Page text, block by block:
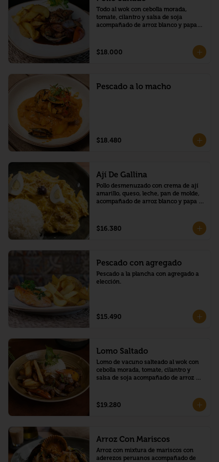
Todo al wok con cebolla morada,
tomate, cilantro y salsa de soja
acompañado de arroz blanco y papas
$18.000
Pescado a lo macho
$18.480
Ají De Gallina
Pollo desmenuzado con crema de ají
amarillo, queso, leche, pan de molde,
acompañado de arroz blanco y papa
$16.380
Pescado con agregado
Pescado a la plancha con agregado a
elección.
$15.490
Lomo Saltado
Lomo de vacuno salteado al wok con
cebolla morada, tomate, cilantro y
salsa de soja acompañado de arroz
$19.280
Arroz Con Mariscos
Arroz con mixtura de mariscos con
aderezos peruanos acompañado de